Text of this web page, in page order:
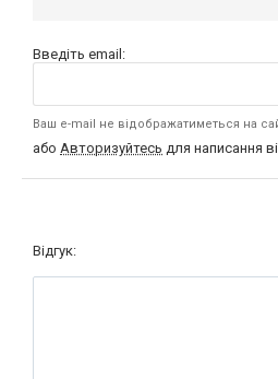
Введіть email:
Ваш e-mail не відображатиметься на
або Авторизуйтесь для написання
Відгук: